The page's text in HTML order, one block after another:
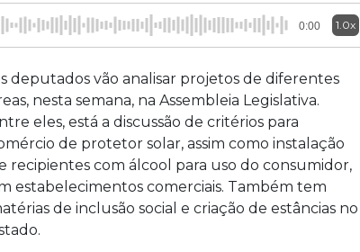
0:00 1.0x
deputados vão analisar projetos de diferentes
nesta semana, na Assembleia Legislativa.
eles, está a discussão de critérios para
de protetor solar, assim como instalação
recipientes com álcool para uso do consumidor,
estabelecimentos comerciais. Também tem
de inclusão social e criação de estâncias no